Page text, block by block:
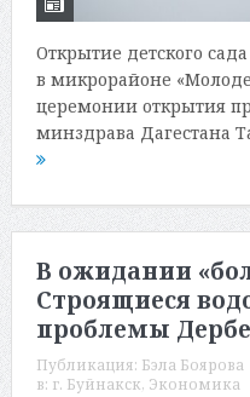
Открытие детского
в микрорайоне
церемонии открытия
минздрава Дагестана
В ожидании
Строящиеся
проблемы
Публикация: Бэла Боярова
в: г. Буйнакск, Экономика